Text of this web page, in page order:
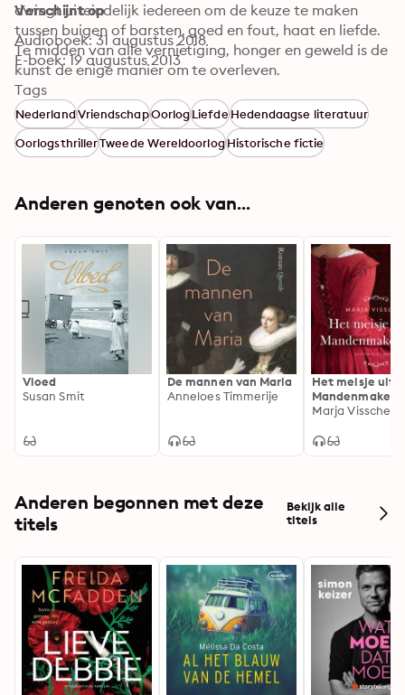
dwingt uiteindelijk iedereen om de keuze te maken
tussen buigen of barsten, goed en fout, haat en liefde.
Te midden van alle vernietiging, honger en geweld is de
kunst de enige manier om te overleven.
Verschijnt op
Audioboek: 31 augustus 2018
E-boek: 19 augustus 2013
Tags
NederlandVriendschapOorlogLiefdeHedendaagse literatuur
OorlogsthrillerTweede WereldoorlogHistorische fictie
Anderen genoten ook van...
Vloed
Susan Smit
De mannen van Maria
Anneloes Timmerije
Het meisje uit
Marja Visscher
Anderen begonnen met deze
titels
Bekijk alle
titels